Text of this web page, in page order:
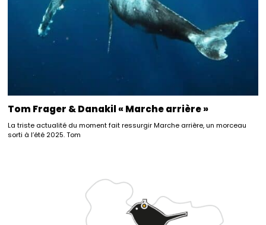
Tom Frager & Danakil « Marche arrière »
La triste actualité du moment fait ressurgir Marche arrière, un morceau
sorti à l’été 2025. Tom